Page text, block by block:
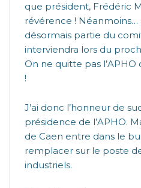
que président, Frédéric
révérence ! Néanmoins…
désormais partie du
interviendra lors du
On ne quitte pas
!
J’ai donc l’honneur de
présidence de l’APHO.
de Caen entre dans le
remplacer sur le poste
industriels.